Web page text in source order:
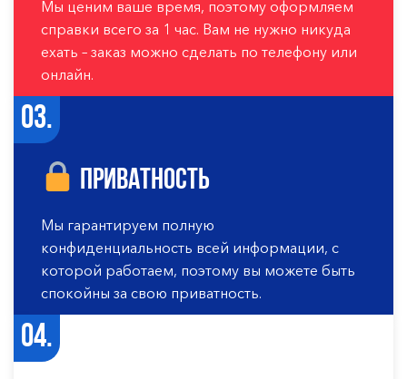
Мы ценим ваше время, поэтому оформляем
справки всего за 1 час. Вам не нужно никуда
ехать – заказ можно сделать по телефону или
онлайн.
03.
Приватность
Мы гарантируем полную
конфиденциальность всей информации, с
которой работаем, поэтому вы можете быть
спокойны за свою приватность.
04.